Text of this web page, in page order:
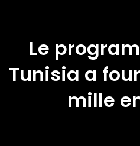
Le
Tunisia a
mille